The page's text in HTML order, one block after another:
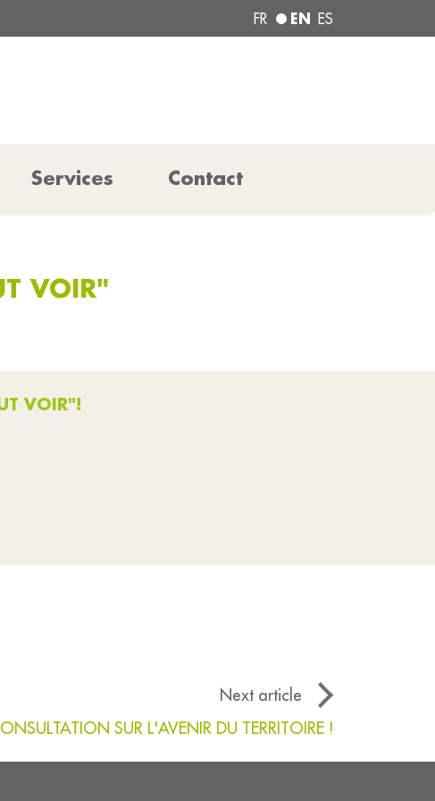
FR EN ES
Services Contact
VOIR"
VOIR"!
Next article
SUR L'AVENIR DU TERRITOIRE !